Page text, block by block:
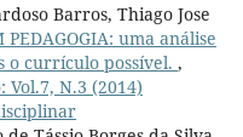
Barros, Thiago Jose
PEDAGOGIA: uma análise
o currículo possível. ,
Vol.7, N.3 (2014)